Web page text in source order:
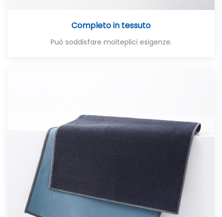
Completo in tessuto
Può soddisfare molteplici esigenze.